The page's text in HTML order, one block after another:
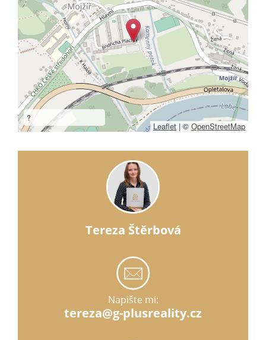
?
Leaflet | © OpenStreetMap
Tereza Štěrbová
Napište mi:
tereza@g-plusreality.cz